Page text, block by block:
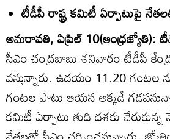
టీడీపీ రాష్ట్ర కమిటీ ఏర్పాటుపై
అమరావతి, ఏప్రిల్‌ 10(ఆంధ్రజ్యోతి): టీ
సీఎం చంద్రబాబు శనివారం టీడీపీ
వస్తున్నారు. ఉదయం 11.20 గంటల
గంటల పాటు ఆయన అక్కడే
కమిటీ ఏర్పాటు తుది దశకు